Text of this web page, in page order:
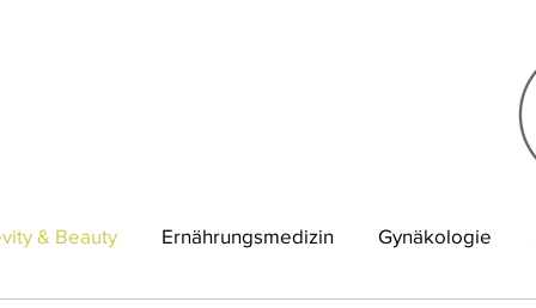
& Beauty Ernährungsmedizin Gynäkologie